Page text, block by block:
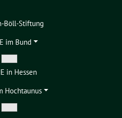
Böll-Stiftung
im Bund
Zeige
Untermenü
in Hessen
Hochtaunus
Zeige